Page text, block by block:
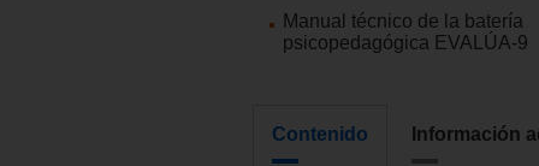
Manual técnico de la batería
psicopedagógica EVALÚA-9
Contenido Información